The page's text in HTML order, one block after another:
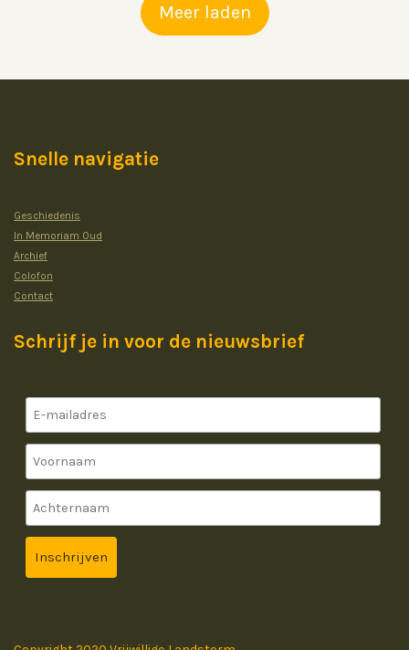
Meer laden
Snelle navigatie
Geschiedenis
In Memoriam Oud
Archief
Colofon
Contact
Schrijf je in voor de nieuwsbrief